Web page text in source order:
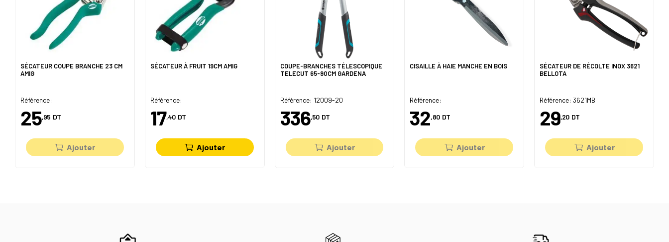
SÉCATEUR COUPE BRANCHE 23 CM
AMIG
Référence:
25,95 DT
Ajouter
SÉCATEUR À FRUIT 19CM AMIG
Référence:
17,40 DT
Ajouter
COUPE-BRANCHES TÉLESCOPIQUE
TELECUT 65-90CM GARDENA
Référence: 12009-20
336,50 DT
Ajouter
CISAILLE À HAIE MANCHE EN BOIS
Référence:
32,80 DT
Ajouter
SÉCATEUR DE RÉCOLTE INOX 3621
BELLOTA
Référence: 3621MB
29,20 DT
Ajouter